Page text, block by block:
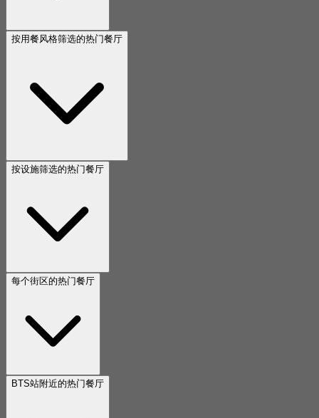
按用餐风格筛选的热门餐厅
按设施筛选的热门餐厅
每个街区的热门餐厅
BTS站附近的热门餐厅